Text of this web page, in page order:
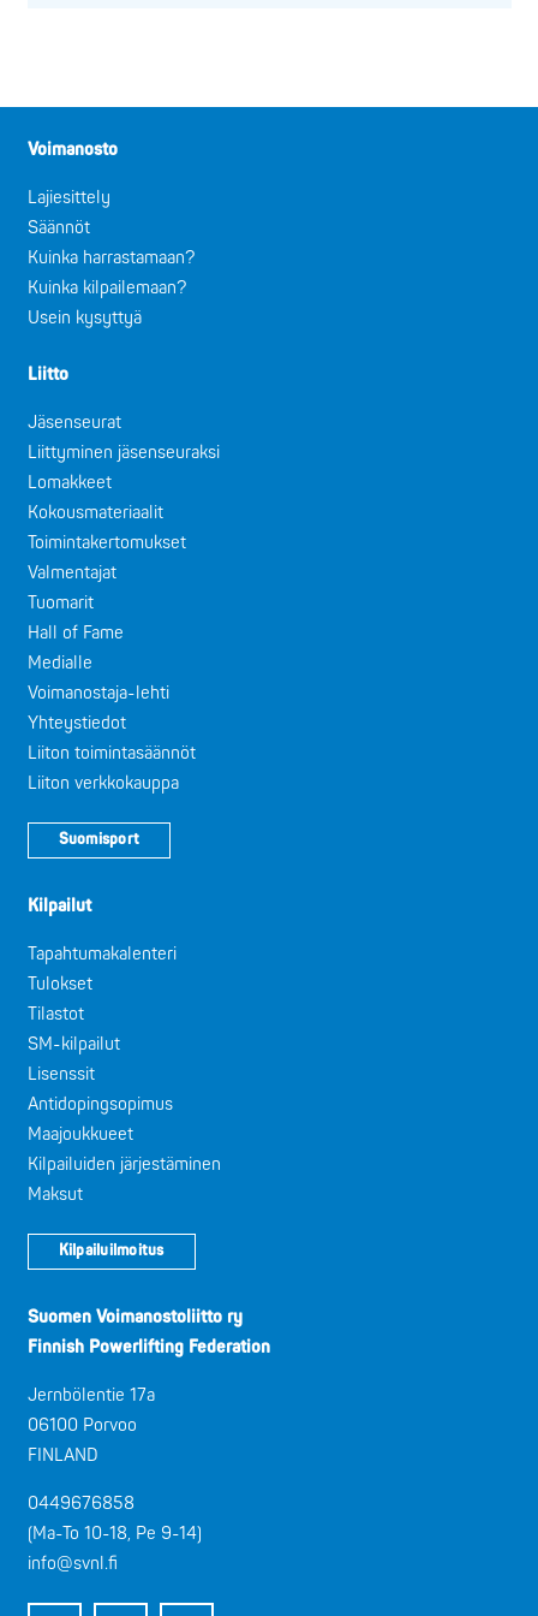
Voimanosto
Lajiesittely
Säännöt
Kuinka harrastamaan?
Kuinka kilpailemaan?
Usein kysyttyä
Liitto
Jäsenseurat
Liittyminen jäsenseuraksi
Lomakkeet
Kokousmateriaalit
Toimintakertomukset
Valmentajat
Tuomarit
Hall of Fame
Medialle
Voimanostaja-lehti
Yhteystiedot
Liiton toimintasäännöt
Liiton verkkokauppa
Suomisport
Kilpailut
Tapahtumakalenteri
Tulokset
Tilastot
SM-kilpailut
Lisenssit
Antidopingsopimus
Maajoukkueet
Kilpailuiden järjestäminen
Maksut
Kilpailuilmoitus
Suomen Voimanostoliitto ry
Finnish Powerlifting Federation
Jernbölentie 17a
06100 Porvoo
FINLAND
0449676858
(Ma-To 10-18, Pe 9-14)
info@svnl.fi